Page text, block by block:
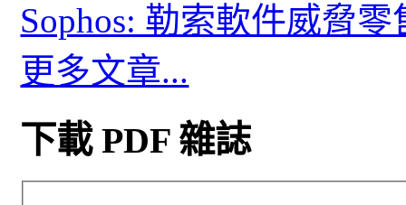
Sophos: 勒索軟件威脅
更多文章...
下載 PDF 雜誌